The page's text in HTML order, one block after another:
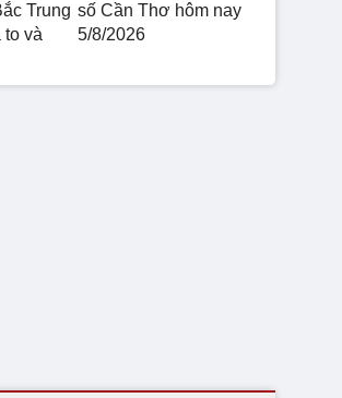
Trung
to và
số Cần Thơ hôm nay
5/8/2026